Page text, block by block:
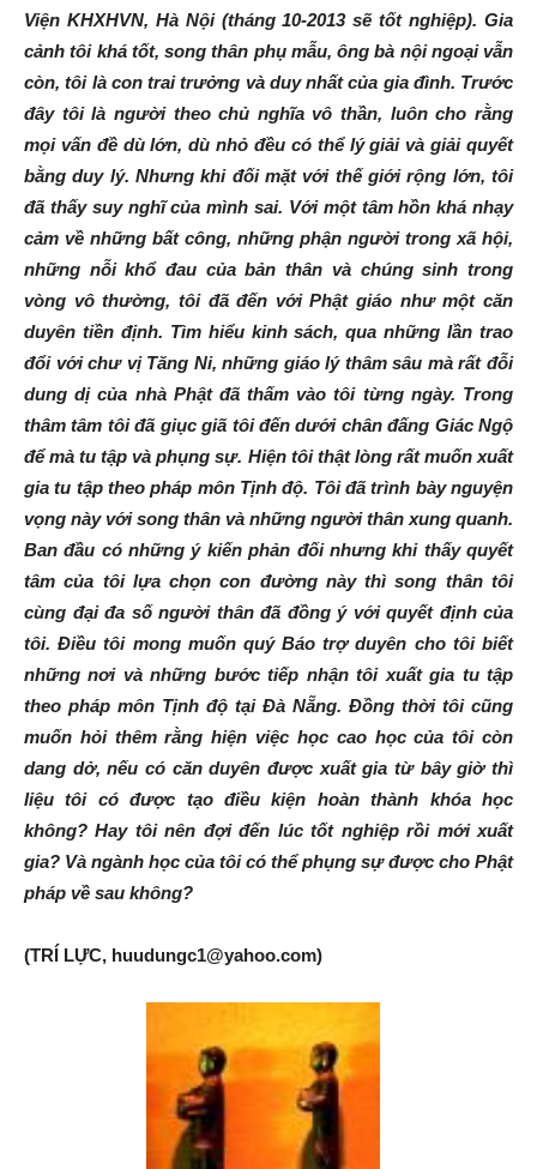
Viện KHXHVN, Hà Nội (tháng 10-2013 sẽ tốt nghiệp). Gia
cảnh tôi khá tốt, song thân phụ mẫu, ông bà nội ngoại vẫn
còn, tôi là con trai trưởng và duy nhất của gia đình. Trước
đây tôi là người theo chủ nghĩa vô thần, luôn cho rằng
mọi vấn đề dù lớn, dù nhỏ đều có thể lý giải và giải quyết
bằng duy lý. Nhưng khi đối mặt với thế giới rộng lớn, tôi
đã thấy suy nghĩ của mình sai. Với một tâm hồn khá nhạy
cảm về những bất công, những phận người trong xã hội,
những nỗi khổ đau của bản thân và chúng sinh trong
vòng vô thường, tôi đã đến với Phật giáo như một căn
duyên tiền định. Tìm hiểu kinh sách, qua những lần trao
đổi với chư vị Tăng Ni, những giáo lý thâm sâu mà rất đỗi
dung dị của nhà Phật đã thấm vào tôi từng ngày. Trong
thâm tâm tôi đã giục giã tôi đến dưới chân đấng Giác Ngộ
để mà tu tập và phụng sự. Hiện tôi thật lòng rất muốn xuất
gia tu tập theo pháp môn Tịnh độ. Tôi đã trình bày nguyện
vọng này với song thân và những người thân xung quanh.
Ban đầu có những ý kiến phản đối nhưng khi thấy quyết
tâm của tôi lựa chọn con đường này thì song thân tôi
cùng đại đa số người thân đã đồng ý với quyết định của
tôi. Điều tôi mong muốn quý Báo trợ duyên cho tôi biết
những nơi và những bước tiếp nhận tôi xuất gia tu tập
theo pháp môn Tịnh độ tại Đà Nẵng. Đồng thời tôi cũng
muốn hỏi thêm rằng hiện việc học cao học của tôi còn
dang dở, nếu có căn duyên được xuất gia từ bây giờ thì
liệu tôi có được tạo điều kiện hoàn thành khóa học
không? Hay tôi nên đợi đến lúc tốt nghiệp rồi mới xuất
gia? Và ngành học của tôi có thể phụng sự được cho Phật
pháp về sau không?
(TRÍ LỰC, huudungc1@yahoo.com)